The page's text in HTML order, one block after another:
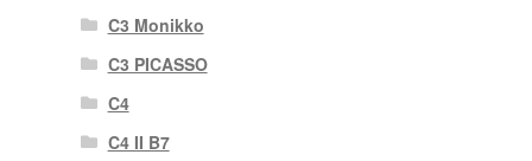
C3 Monikko
C3 PICASSO
C4
C4 II B7